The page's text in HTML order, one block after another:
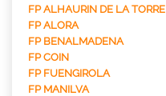
FP ALHAURIN DE LA TORRE
FP ALORA
FP BENALMADENA
FP COIN
FP FUENGIROLA
FP MANILVA